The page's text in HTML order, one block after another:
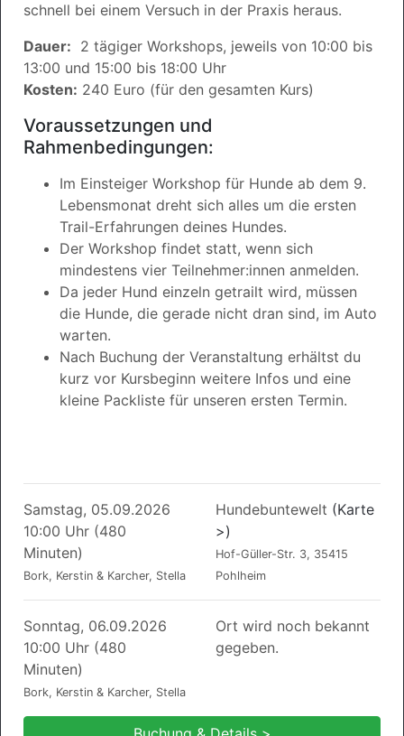
schnell bei einem Versuch in der Praxis heraus.
Dauer: 2 tägiger Workshops, jeweils von 10:00 bis
13:00 und 15:00 bis 18:00 Uhr
Kosten: 240 Euro (für den gesamten Kurs)
Voraussetzungen und
Rahmenbedingungen:
Im Einsteiger Workshop für Hunde ab dem 9.
Lebensmonat dreht sich alles um die ersten
Trail-Erfahrungen deines Hundes.
Der Workshop findet statt, wenn sich
mindestens vier Teilnehmer:innen anmelden.
Da jeder Hund einzeln getrailt wird, müssen
die Hunde, die gerade nicht dran sind, im Auto
warten.
Nach Buchung der Veranstaltung erhältst du
kurz vor Kursbeginn weitere Infos und eine
kleine Packliste für unseren ersten Termin.
Samstag, 05.09.2026
10:00 Uhr (480
Minuten)
Bork, Kerstin & Karcher, Stella
Hundebuntewelt (Karte
>)
Hof-Güller-Str. 3, 35415
Pohlheim
Sonntag, 06.09.2026
10:00 Uhr (480
Minuten)
Bork, Kerstin & Karcher, Stella
Ort wird noch bekannt
gegeben.